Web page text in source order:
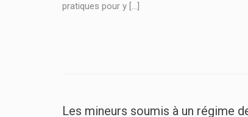
pratiques pour y […]
Les mineurs soumis à un régime